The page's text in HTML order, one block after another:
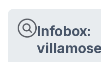
Infobox: